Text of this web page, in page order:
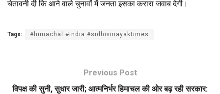
चेतावनी दी कि आने वाले चुनावों में जनता इसका करारा जवाब देगी।
Tags: #himachal #india #sidhivinayaktimes
Previous Post
विपक्ष की सुनी, सुधार जारी; आत्मनिर्भर हिमाचल की ओर बढ़ रही सरकार: